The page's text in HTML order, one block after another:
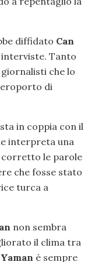
diffidato Can
Tanto
che lo
di
in coppia con il
interpreta una
corretto le parole
che fosse stato
turca a
non sembra
il clima tra
Yaman è sempre